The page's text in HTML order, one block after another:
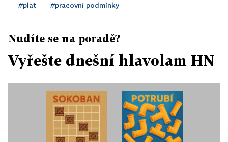
#plat #pracovní podmínky
Nudíte se na poradě?
Vyřešte dnešní hlavolam HN